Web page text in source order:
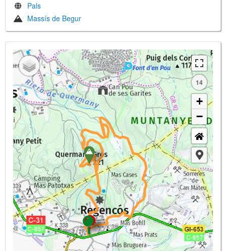
Pals
Massís de Begur
14
+
−